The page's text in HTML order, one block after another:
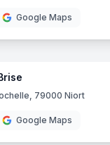
Google Maps
79000 Niort
Google Maps